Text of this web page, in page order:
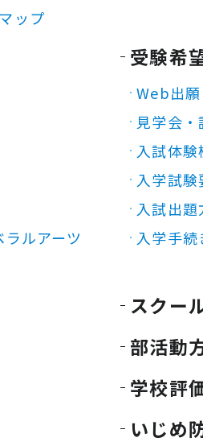
ップ
ルアーツ
受験希
Web出願
見学会
入試体験
入学試験
入試出題
入学手続
スクー
部活動
学校評
いじめ